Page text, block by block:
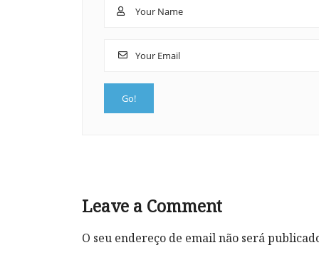
Leave a Comment
O seu endereço de email não será